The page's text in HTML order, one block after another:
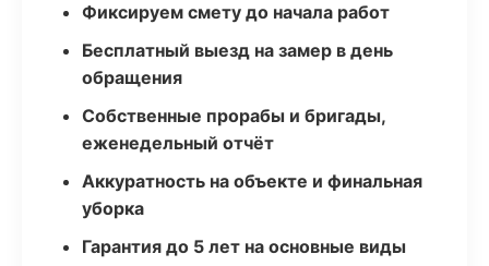
Фиксируем смету до начала работ
Бесплатный выезд на замер в день
обращения
Собственные прорабы и бригады,
еженедельный отчёт
Аккуратность на объекте и финальная
уборка
Гарантия до 5 лет на основные виды